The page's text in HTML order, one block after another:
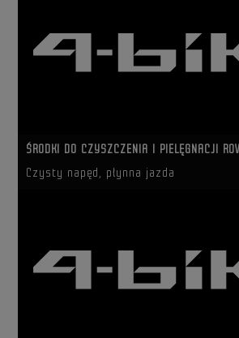
ŚRODKI DO CZYSZCZENIA I PIELĘGNACJI
Czysty napęd, płynna jazda